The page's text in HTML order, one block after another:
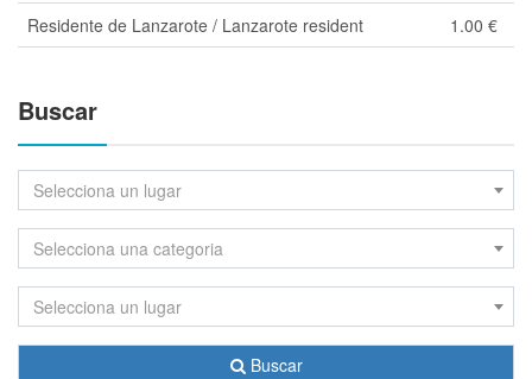
Residente de Lanzarote / Lanzarote resident
1.00 €
Buscar
Selecciona un lugar
Selecciona una categoria
Selecciona un lugar
Buscar